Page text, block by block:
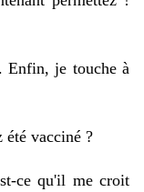
Enfin, je touche à
vacciné ?
ce qu'il me croit